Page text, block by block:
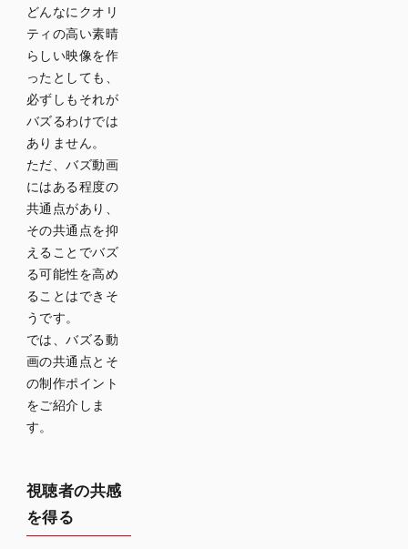
どんなにクオリ
ティの高い素晴
らしい映像を作
ったとしても、
必ずしもそれが
バズるわけでは
ありません。
ただ、バズ動画
にはある程度の
共通点があり、
その共通点を抑
えることでバズ
る可能性を高め
ることはできそ
うです。
では、バズる動
画の共通点とそ
の制作ポイント
をご紹介しま
す。
視聴者の共感
を得る